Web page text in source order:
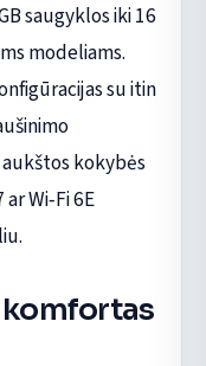
saugyklos iki 16
modeliams.
su itin
kokybės
Wi‑Fi 6E
komfortas